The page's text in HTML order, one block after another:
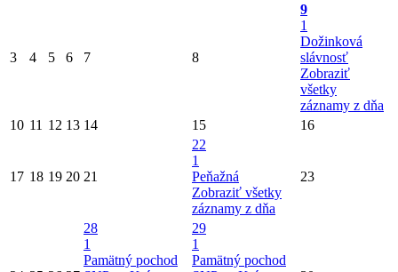
3 4 5 6 7 8
9
1
Dožinková
slávnosť
Zobraziť
všetky
záznamy z dňa
10 11 12 13 14 15 16
17 18 19 20 21
22
1
Peňažná
Zobraziť všetky
záznamy z dňa
23
28
1
Pamätný pochod
29
1
Pamätný pochod